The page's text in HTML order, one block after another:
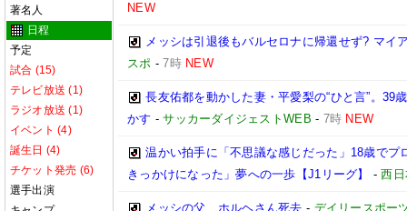
著名人
日程
予定
試合 (15)
テレビ放送 (1)
ラジオ放送 (1)
イベント (4)
誕生日 (4)
チケット発売 (6)
選手出演
NEW
メッシは引退後もバルセロナに帰還せず? マイ
スポ -7時 NEW
長友佑都を動かした妻・平愛梨の“ひと言”。39
かす -サッカーダイジェストWEB - 7時 NEW
温かい拍手に「不思議な感じだった」18歳で
きっかけになった」夢への一歩【J1リーグ】
-西
メッシの父、ホルヘさん死去 - デイリースポー